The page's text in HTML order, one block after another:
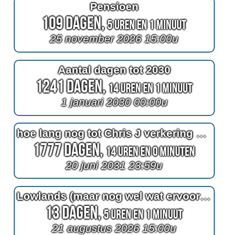
Pensioen
109 Dagen,5 Uren en 1 Minuut
25 november 2026 15:00u
Aantal dagen tot 2030
1241 Dagen,14 Uren en 1 Minuut
1 januari 2030 00:00u
hoe lang nog tot Chris J verkering krijgt met Luus
1777 Dagen,14 Uren en 0 Minuten
20 juni 2031 23:59u
Lowlands (maar nog wel wat ervoor hopelijk)
13 Dagen,5 Uren en 1 Minuut
21 augustus 2026 15:00u